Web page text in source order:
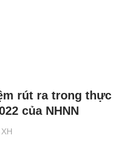
rút ra trong thực
của NHNN